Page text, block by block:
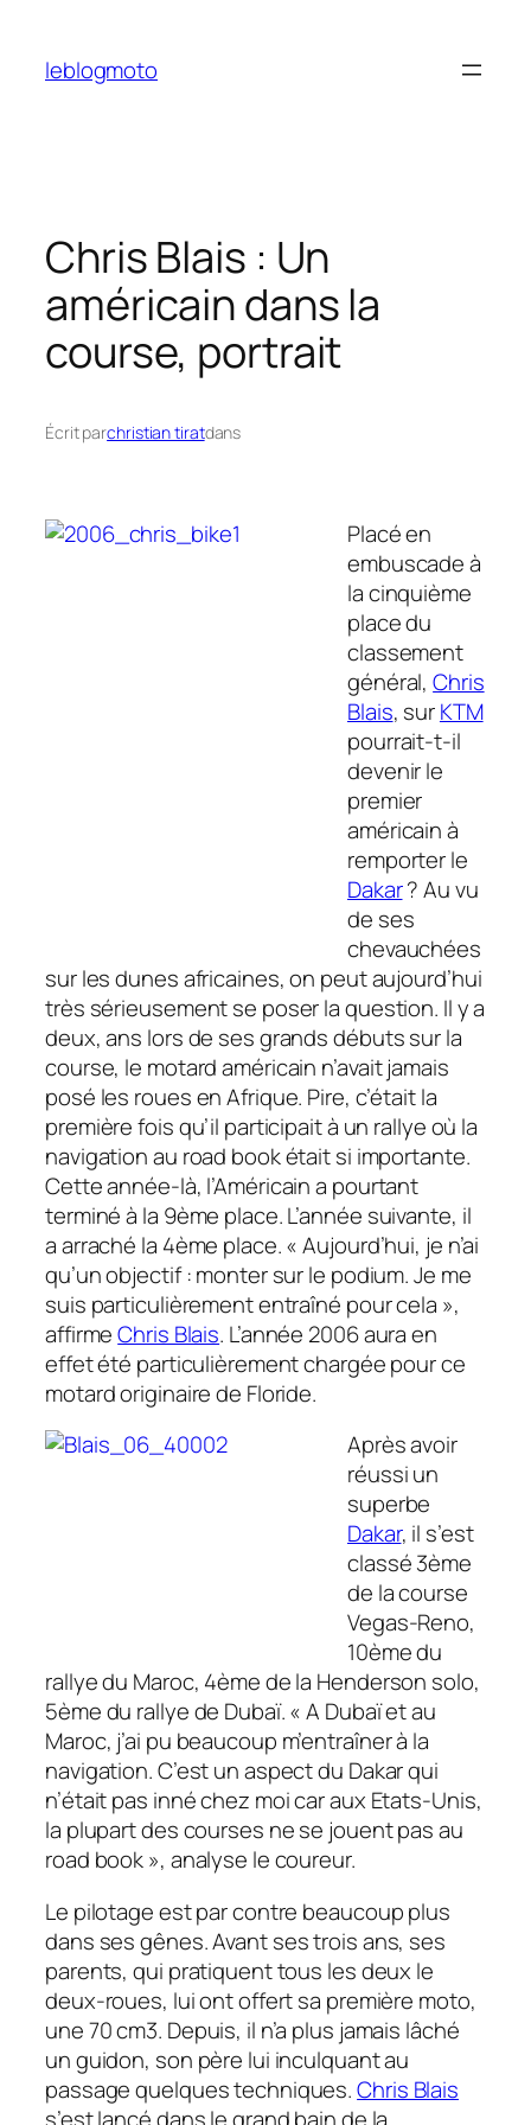
contenu
leblogmoto
Chris Blais : Un
américain dans la
course, portrait
Écrit parchristian tiratdans
Placé en
embuscade à
la cinquième
place du
classement
général,Chris
Blais, surKTM
pourrait-t-il
devenir le
premier
américain à
remporter le
Dakar? Au vu
de ses
chevauchées
sur les dunes africaines, on peut aujourd’hui
très sérieusement se poser la question. Il y a
deux, ans lors de ses grands débuts sur la
course, le motard américain n’avait jamais
posé les roues en Afrique. Pire, c’était la
première fois qu’il participait à un rallye où la
navigation au road book était si importante.
Cette année-là, l’Américain a pourtant
terminé à la 9ème place. L’année suivante, il
a arraché la 4ème place. « Aujourd’hui, je n’ai
qu’un objectif : monter sur le podium. Je me
suis particulièrement entraîné pour cela »,
affirmeChris Blais. L’année 2006 aura en
effet été particulièrement chargée pour ce
motard originaire de Floride.
Après avoir
réussi un
superbe
Dakar, il s’est
classé 3ème
de la course
Vegas-Reno,
10ème du
rallye du Maroc, 4ème de la Henderson solo,
5ème du rallye de Dubaï. « A Dubaï et au
Maroc, j’ai pu beaucoup m’entraîner à la
navigation. C’est un aspect du Dakar qui
n’était pas inné chez moi car aux Etats-Unis,
la plupart des courses ne se jouent pas au
road book », analyse le coureur.
Le pilotage est par contre beaucoup plus
dans ses gênes. Avant ses trois ans, ses
parents, qui pratiquent tous les deux le
deux-roues, lui ont offert sa première moto,
une 70 cm3. Depuis, il n’a plus jamais lâché
un guidon, son père lui inculquant au
passage quelques techniques.Chris Blais